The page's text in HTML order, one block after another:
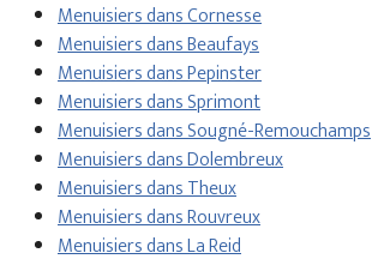
Menuisiers dans Cornesse
Menuisiers dans Beaufays
Menuisiers dans Pepinster
Menuisiers dans Sprimont
Menuisiers dans Sougné-Remouchamps
Menuisiers dans Dolembreux
Menuisiers dans Theux
Menuisiers dans Rouvreux
Menuisiers dans La Reid